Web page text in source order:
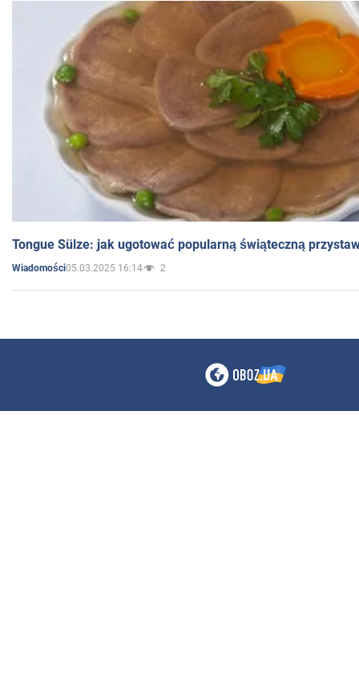
Tongue Sülze: jak ugotować popularną świąteczną
Wiadomości05.03.2025 16:14 2